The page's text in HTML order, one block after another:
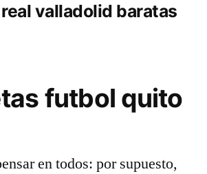
valladolid baratas
futbol quito
en todos: por supuesto,